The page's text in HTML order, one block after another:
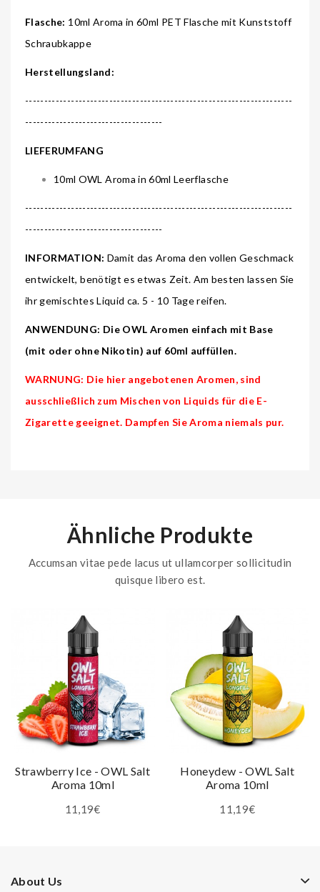
Flasche: 10ml Aroma in 60ml PET Flasche mit Kunststoff
Schraubkappe
Herstellungsland:
----------------------------------------------------------------------
------------------------------------
LIEFERUMFANG
10ml OWL Aroma in 60ml Leerflasche
----------------------------------------------------------------------
------------------------------------
INFORMATION: Damit das Aroma den vollen Geschmack
entwickelt, benötigt es etwas Zeit. Am besten lassen Sie
ihr gemischtes Liquid ca. 5 - 10 Tage reifen.
ANWENDUNG: Die OWL Aromen einfach mit Base
(mit oder ohne Nikotin) auf 60ml auffüllen.
WARNUNG: Die hier angebotenen Aromen, sind
ausschließlich zum Mischen von Liquids für die E-
Zigarette geeignet. Dampfen Sie Aroma niemals pur.
Ähnliche Produkte
Accumsan vitae pede lacus ut ullamcorper sollicitudin
quisque libero est.
Strawberry Ice - OWL Salt
Aroma 10ml
11,19€
Honeydew - OWL Salt
Aroma 10ml
11,19€
About Us